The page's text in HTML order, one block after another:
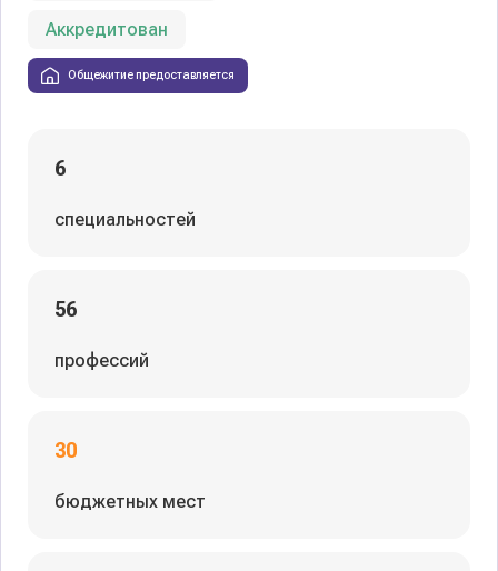
Аккредитован
Общежитие предоставляется
6
специальностей
56
профессий
30
бюджетных мест